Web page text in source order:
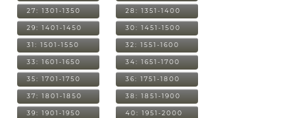
27: 1301-1350 28: 1351-1400
29: 1401-1450 30: 1451-1500
31: 1501-1550 32: 1551-1600
33: 1601-1650 34: 1651-1700
35: 1701-1750 36: 1751-1800
37: 1801-1850 38: 1851-1900
39: 1901-1950 40: 1951-2000